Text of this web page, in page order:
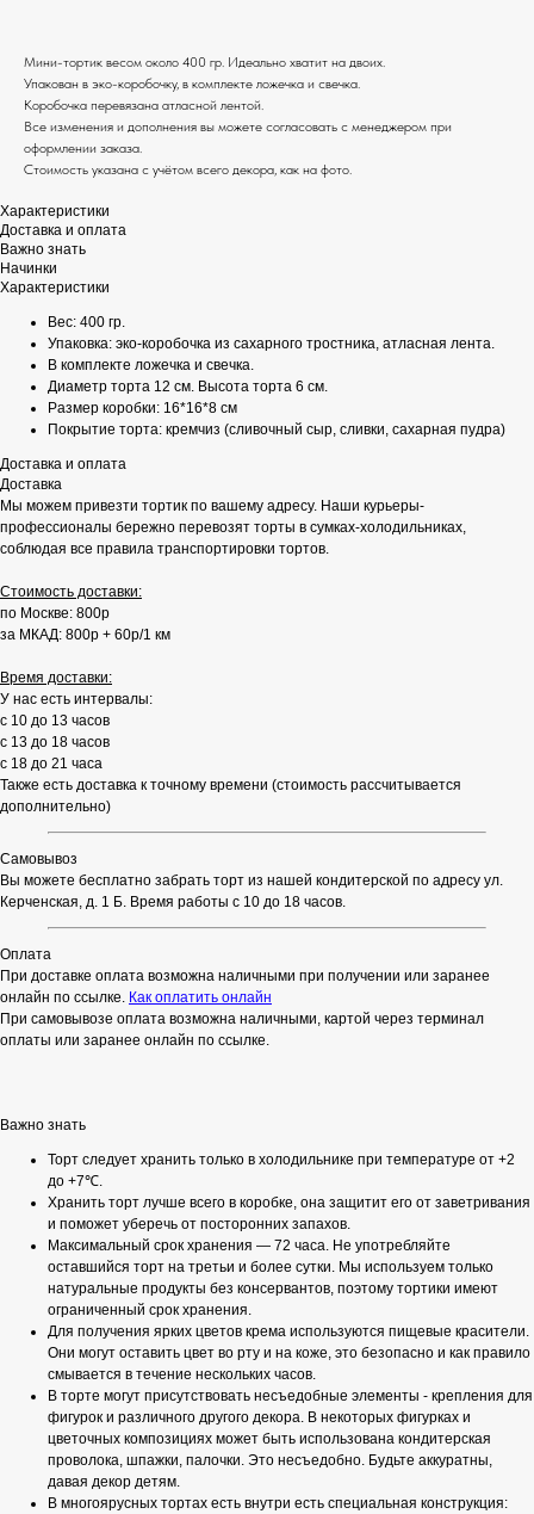
Мини-тортик весом около 400 гр. Идеально хватит на двоих.
Упакован в эко-коробочку, в комплекте ложечка и свечка.
Коробочка перевязана атласной лентой.
Все изменения и дополнения вы можете согласовать с менеджером при
оформлении заказа.
Стоимость указана с учётом всего декора, как на фото.
Характеристики
Доставка и оплата
Важно знать
Начинки
Характеристики
Вес: 400 гр.
Упаковка: эко-коробочка из сахарного тростника, атласная лента.
В комплекте ложечка и свечка.
Диаметр торта 12 см. Высота торта 6 см.
Размер коробки: 16*16*8 см
Покрытие торта: кремчиз (сливочный сыр, сливки, сахарная пудра)
Доставка и оплата
Доставка
Мы можем привезти тортик по вашему адресу. Наши курьеры-
профессионалы бережно перевозят торты в сумках-холодильниках,
соблюдая все правила транспортировки тортов.
Стоимость доставки:
по Москве: 800р
за МКАД: 800р + 60р/1 км
Время доставки:
У нас есть интервалы:
с 10 до 13 часов
с 13 до 18 часов
с 18 до 21 часа
Также есть доставка к точному времени (стоимость рассчитывается
дополнительно)
Самовывоз
Вы можете бесплатно забрать торт из нашей кондитерской по адресу ул.
Керченская, д. 1 Б. Время работы с 10 до 18 часов.
Оплата
При доставке оплата возможна наличными при получении или заранее
онлайн по ссылке. Как оплатить онлайн
При самовывозе оплата возможна наличными, картой через терминал
оплаты или заранее онлайн по ссылке.
Важно знать
Торт следует хранить только в холодильнике при температуре от +2
до +7℃.
Хранить торт лучше всего в коробке, она защитит его от заветривания
и поможет уберечь от посторонних запахов.
Максимальный срок хранения — 72 часа. Не употребляйте
оставшийся торт на третьи и более сутки. Мы используем только
натуральные продукты без консервантов, поэтому тортики имеют
ограниченный срок хранения.
Для получения ярких цветов крема используются пищевые красители.
Они могут оставить цвет во рту и на коже, это безопасно и как правило
смывается в течение нескольких часов.
В торте могут присутствовать несъедобные элементы - крепления для
фигурок и различного другого декора. В некоторых фигурках и
цветочных композициях может быть использована кондитерская
проволока, шпажки, палочки. Это несъедобно. Будьте аккуратны,
давая декор детям.
В многоярусных тортах есть внутри есть специальная конструкция: